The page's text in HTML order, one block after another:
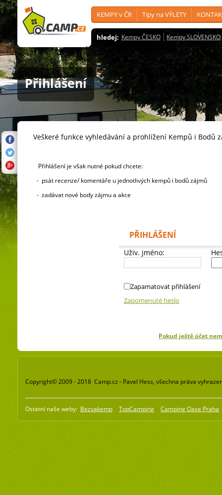
KEMPY v ČR Tipy na VÝLETY
hledej: Kempy ČESKO Kempy SLOVENSKO
Přihlášení
Veškeré funkce vyhledávání a prohlížení Kempů i
Přihlášení je však nutné pokud chcete:
- psát recenze/ komentáře u jednotlivých kempů i bodů zájmů
- zadávat nové body zájmu a akce
PŘIHLÁŠENÍ
Uživ. jméno:
Zapamatovat přihlášení
Zapomenuté heslo
Pokud ještě účet
Copyright© 2009 - 2018 Camp.cz - Pavel Hess, všechna práva
Ostatní naše weby: Bezvakemp TopCamping Camping Oase Praha